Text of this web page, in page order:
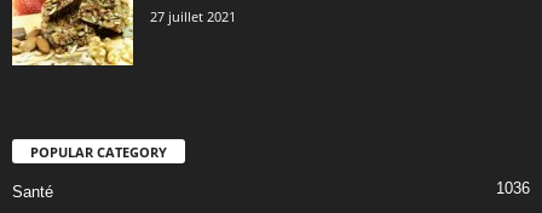
27 juillet 2021
POPULAR CATEGORY
Santé 1036